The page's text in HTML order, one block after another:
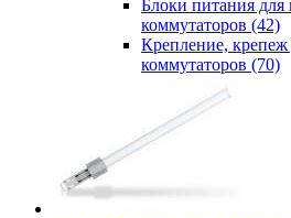
Блоки питания
коммутаторов (42)
Крепление, крепеж
коммутаторов (70)